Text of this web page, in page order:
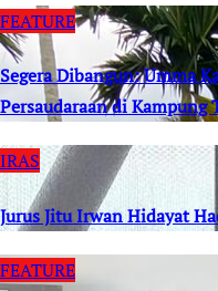
FEATURE
Segera Dibangun: Umma
Persaudaraan di Kampung
IRAS
Jurus Jitu Irwan Hidayat
FEATURE